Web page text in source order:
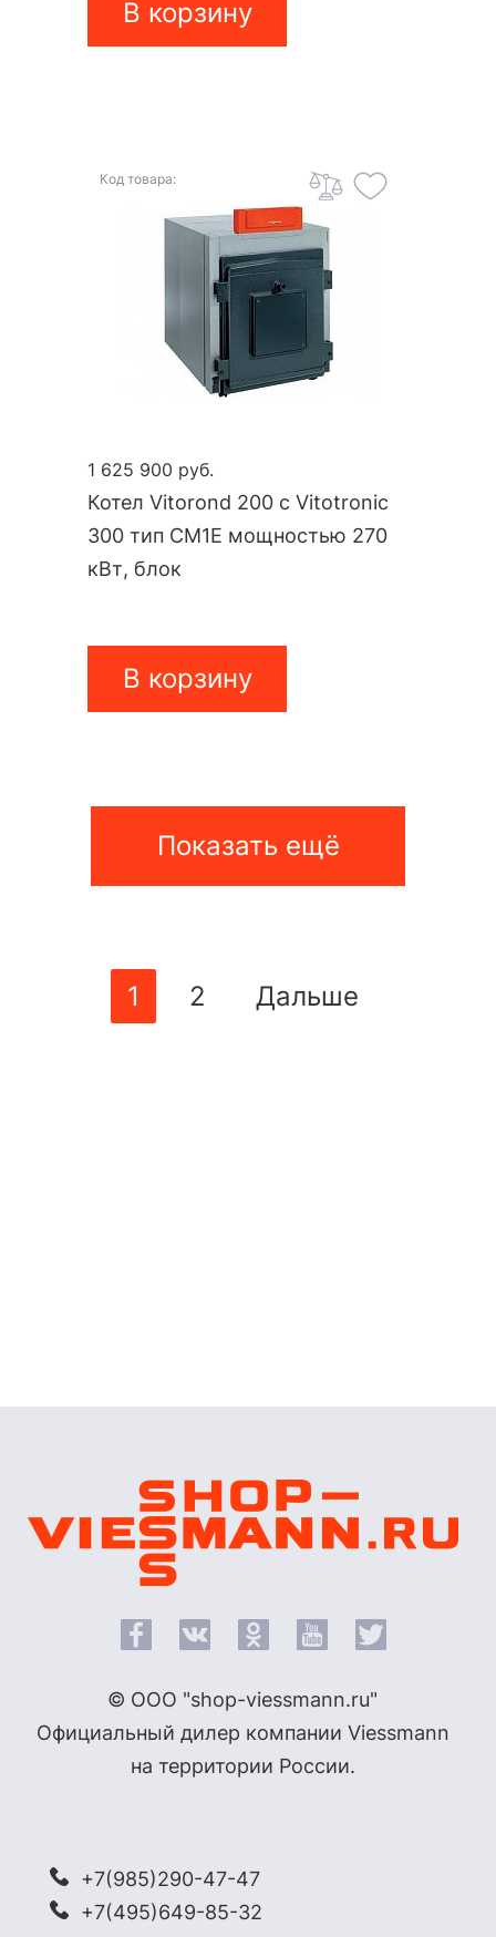
В корзину
Код товара:
1 625 900 руб.
Котел Vitorond 200 с Vitotronic
300 тип CM1E мощностью 270
кВт, блок
В корзину
Показать ещё
1 2 Дальше
© ООО "shop-viessmann.ru"
Официальный дилер компании Viessmann
на территории России.
+7(985)290-47-47
+7(495)649-85-32